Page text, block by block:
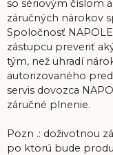
so sériovým číslom
záručných nárokov
Spoločnosť
zástupcu preveriť
tým, než uhradí
autorizovaného
servis dovozca
záručné plnenie.
Pozn .: doživotnou
po ktorú bude